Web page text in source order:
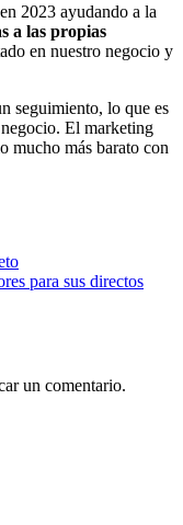
2023 ayudando a la
a las propias
en nuestro negocio y
seguimiento, lo que es
El marketing
mucho más barato con
para sus directos
un comentario.